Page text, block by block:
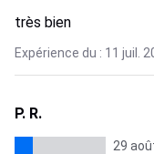
très bien
Expérience du : 11 juil.
P. R.
29